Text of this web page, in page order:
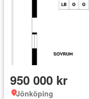
950 000 kr
Jönköping